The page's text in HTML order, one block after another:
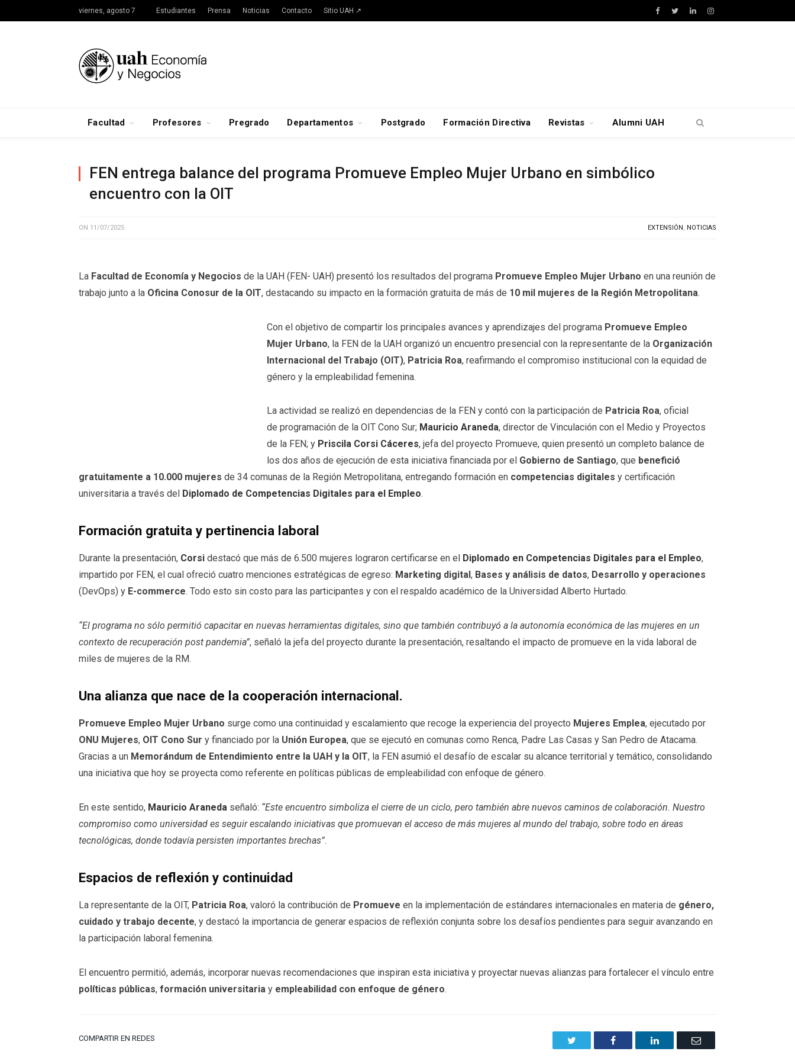
viernes, agosto 7 Estudiantes Prensa Noticias Contacto Sitio UAH ↗ Facebook
TwitterLinkedInInstagram
Facultad Profesores Pregrado Departamentos Postgrado Formación Directiva Revistas Alumni UAH
FEN entrega balance del programa Promueve Empleo Mujer Urbano en simbólico
encuentro con la OIT
ON 11/07/2025 EXTENSIÓN, NOTICIAS
La Facultad de Economía y Negocios de la UAH (FEN- UAH) presentó los resultados del programa Promueve Empleo Mujer Urbano en una reunión de
trabajo junto a la Oficina Conosur de la OIT, destacando su impacto en la formación gratuita de más de 10 mil mujeres de la Región Metropolitana.
Con el objetivo de compartir los principales avances y aprendizajes del programa Promueve Empleo
Mujer Urbano, la FEN de la UAH organizó un encuentro presencial con la representante de la Organización
Internacional del Trabajo (OIT), Patricia Roa, reafirmando el compromiso institucional con la equidad de
género y la empleabilidad femenina.
La actividad se realizó en dependencias de la FEN y contó con la participación de Patricia Roa, oficial
de programación de la OIT Cono Sur; Mauricio Araneda, director de Vinculación con el Medio y Proyectos
de la FEN; y Priscila Corsi Cáceres, jefa del proyecto Promueve, quien presentó un completo balance de
los dos años de ejecución de esta iniciativa financiada por el Gobierno de Santiago, que benefició
gratuitamente a 10.000 mujeres de 34 comunas de la Región Metropolitana, entregando formación en competencias digitales y certificación
universitaria a través del
Diplomado de Competencias Digitales para el Empleo.
Formación gratuita y pertinencia laboral
Durante la presentación, Corsi destacó que más de 6.500 mujeres lograron certificarse en el Diplomado en Competencias Digitales para el Empleo,
impartido por FEN, el cual ofreció cuatro menciones estratégicas de egreso: Marketing digital , Bases y análisis de datos, Desarrollo y operaciones
(DevOps) y E-commerce. Todo esto sin costo para las participantes y con el respaldo académico de la Universidad Alberto Hurtado.
“El programa no sólo permitió capacitar en nuevas herramientas digitales, sino que también contribuyó a la autonomía económica de las mujeres en un
contexto de recuperación post pandemia”, señaló la jefa del proyecto durante la presentación, resaltando el impacto de promueve en la vida laboral de
miles de mujeres de la RM.
Una alianza que nace de la cooperación internacional.
Promueve Empleo Mujer Urbano surge como una continuidad y escalamiento que recoge la experiencia del proyecto Mujeres Emplea, ejecutado por
ONU Mujeres, OIT Cono Sur y financiado por la Unión Europea, que se ejecutó en comunas como Renca, Padre Las Casas y San Pedro de Atacama.
Gracias a un Memorándum de Entendimiento entre la UAH y la OIT, la FEN asumió el desafío de escalar su alcance territorial y temático, consolidando
una iniciativa que hoy se proyecta como referente en políticas públicas de empleabilidad con enfoque de género.
En este sentido, Mauricio Araneda señaló: “Este encuentro simboliza el cierre de un ciclo, pero también abre nuevos caminos de colaboración. Nuestro
compromiso como universidad es seguir escalando iniciativas que promuevan el acceso de más mujeres al mundo del trabajo, sobre todo en áreas
tecnológicas, donde todavía persisten importantes brechas”.
Espacios de reflexión y continuidad
La representante de la OIT, Patricia Roa, valoró la contribución de Promueve en la implementación de estándares internacionales en materia de género,
cuidado y trabajo decente, y destacó la importancia de generar espacios de reflexión conjunta sobre los desafíos pendientes para seguir avanzando en
la participación laboral femenina.
El encuentro permitió, además, incorporar nuevas recomendaciones que inspiran esta iniciativa y proyectar nuevas alianzas para fortalecer el vínculo entre
políticas públicas, formación universitaria y empleabilidad con enfoque de género.
COMPARTIR EN REDES Facebook LinkedIn Email